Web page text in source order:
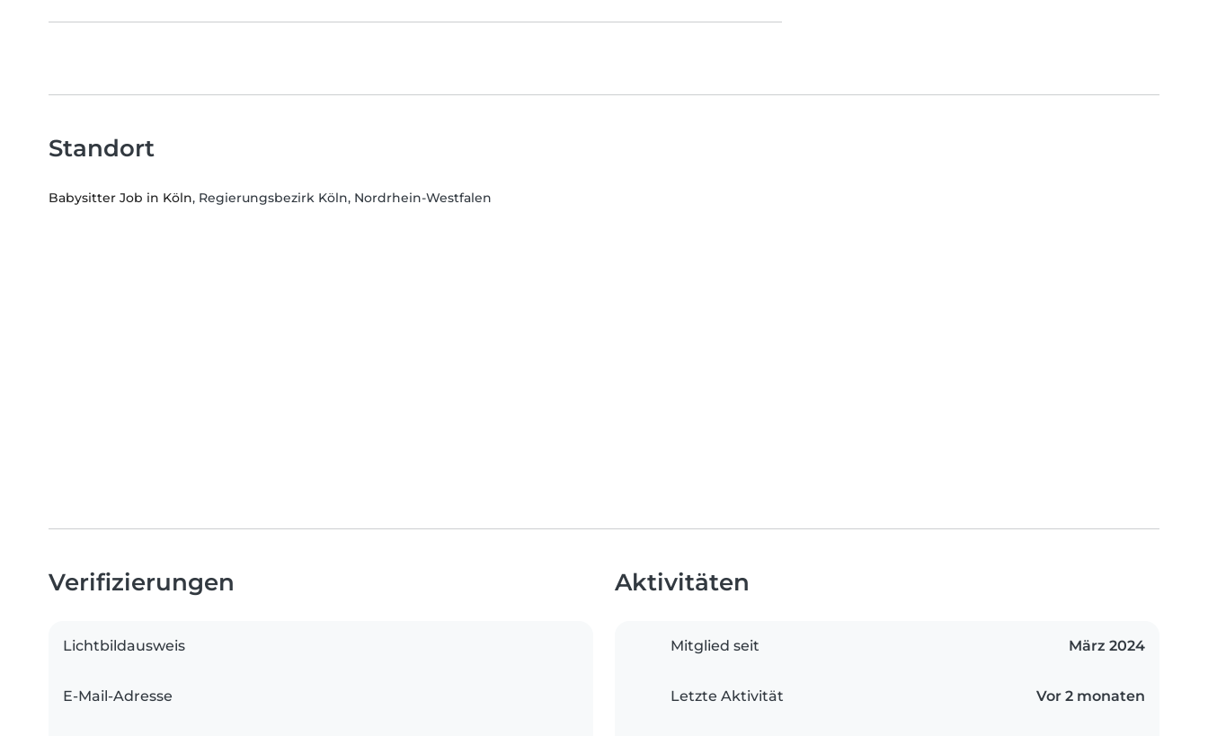
Standort
Babysitter Job in Köln, Regierungsbezirk Köln, Nordrhein-Westfalen
Verifizierungen
Lichtbildausweis
E-Mail-Adresse
Aktivitäten
Mitglied seit März 2024
Letzte Aktivität Vor 2 monaten